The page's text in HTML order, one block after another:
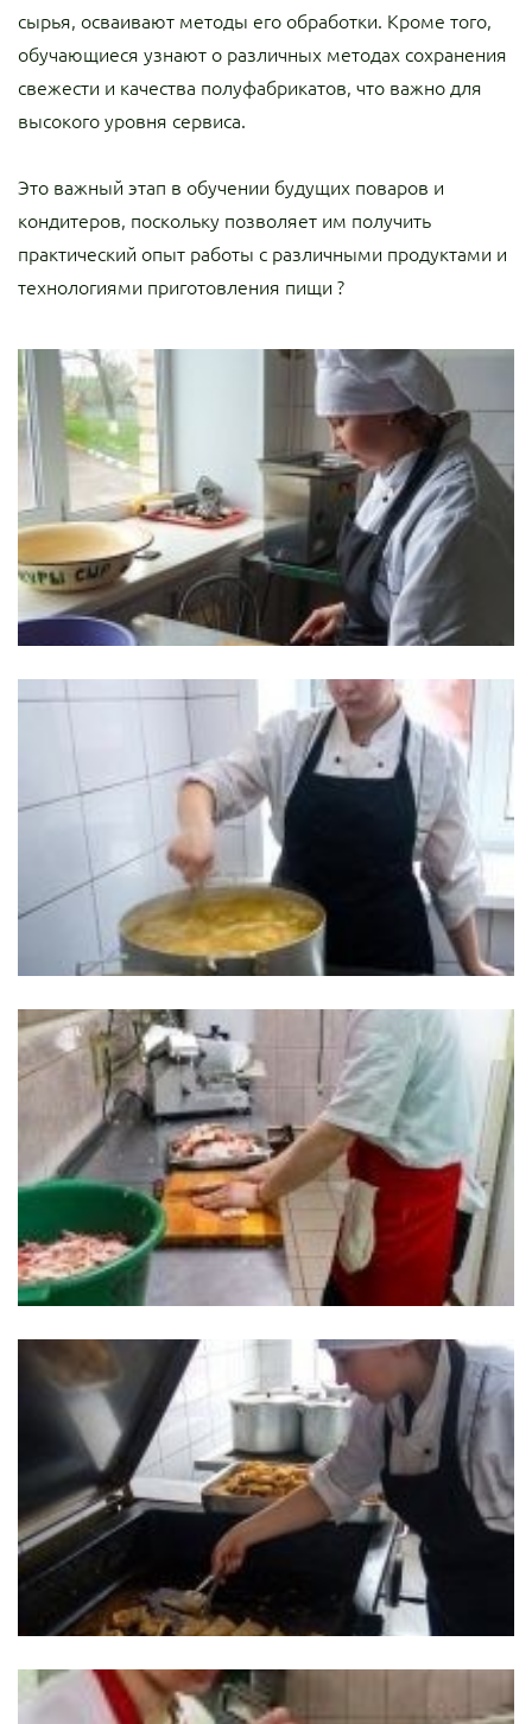
сырья, осваивают методы его обработки. Кроме того,
обучающиеся узнают о различных методах сохранения
свежести и качества полуфабрикатов, что важно для
высокого уровня сервиса.
Это важный этап в обучении будущих поваров и
кондитеров, поскольку позволяет им получить
практический опыт работы с различными продуктами и
технологиями приготовления пищи ?